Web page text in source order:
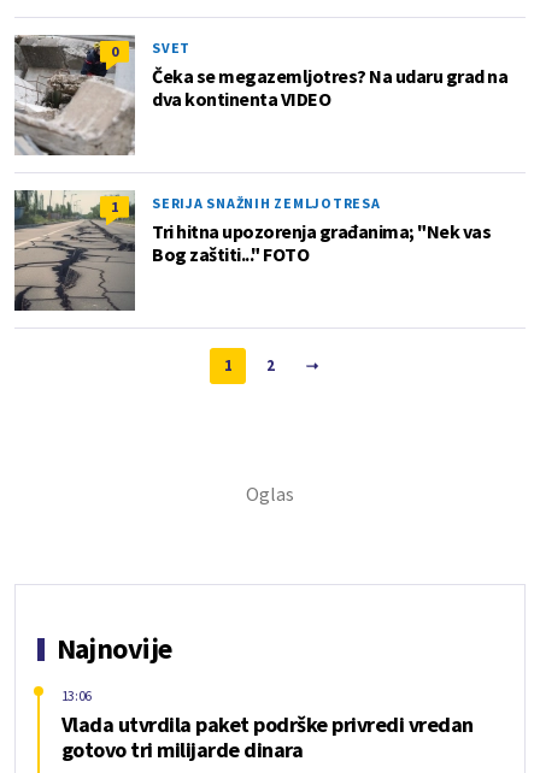
0 SVET
Čeka se megazemljotres? Na udaru grad na
dva kontinenta VIDEO
1 SERIJA SNAŽNIH ZEMLJOTRESA
Tri hitna upozorenja građanima; "Nek vas
Bog zaštiti..." FOTO
1 2
Najnovije
Vlada utvrdila paket podrške privredi vredan
gotovo tri milijarde dinara
13:06